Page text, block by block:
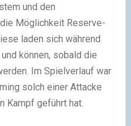
und den
Möglichkeit Reserve-
laden sich während
können, sobald die
Im Spielverlauf war
solch einer Attacke
Kampf geführt hat.